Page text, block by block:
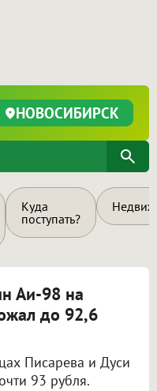
НОВОСИБИРСК
Куда
поступать?
Аи-98 на
до 92,6
Писарева и Дуси
93 рубля.